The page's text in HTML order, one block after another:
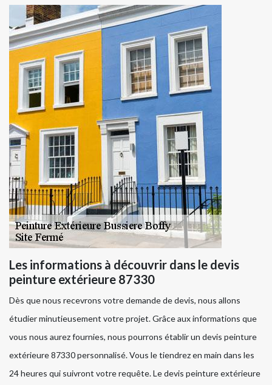
Les informations à découvrir dans le devis
peinture extérieure 87330
Dès que nous recevrons votre demande de devis, nous allons
étudier minutieusement votre projet. Grâce aux informations que
vous nous aurez fournies, nous pourrons établir un devis peinture
extérieure 87330 personnalisé. Vous le tiendrez en main dans les
24 heures qui suivront votre requête. Le devis peinture extérieure